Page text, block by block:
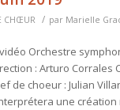
CHŒUR / par Marielle
Orchestre
: Arturo Corrales
de choeur : Julian
une création